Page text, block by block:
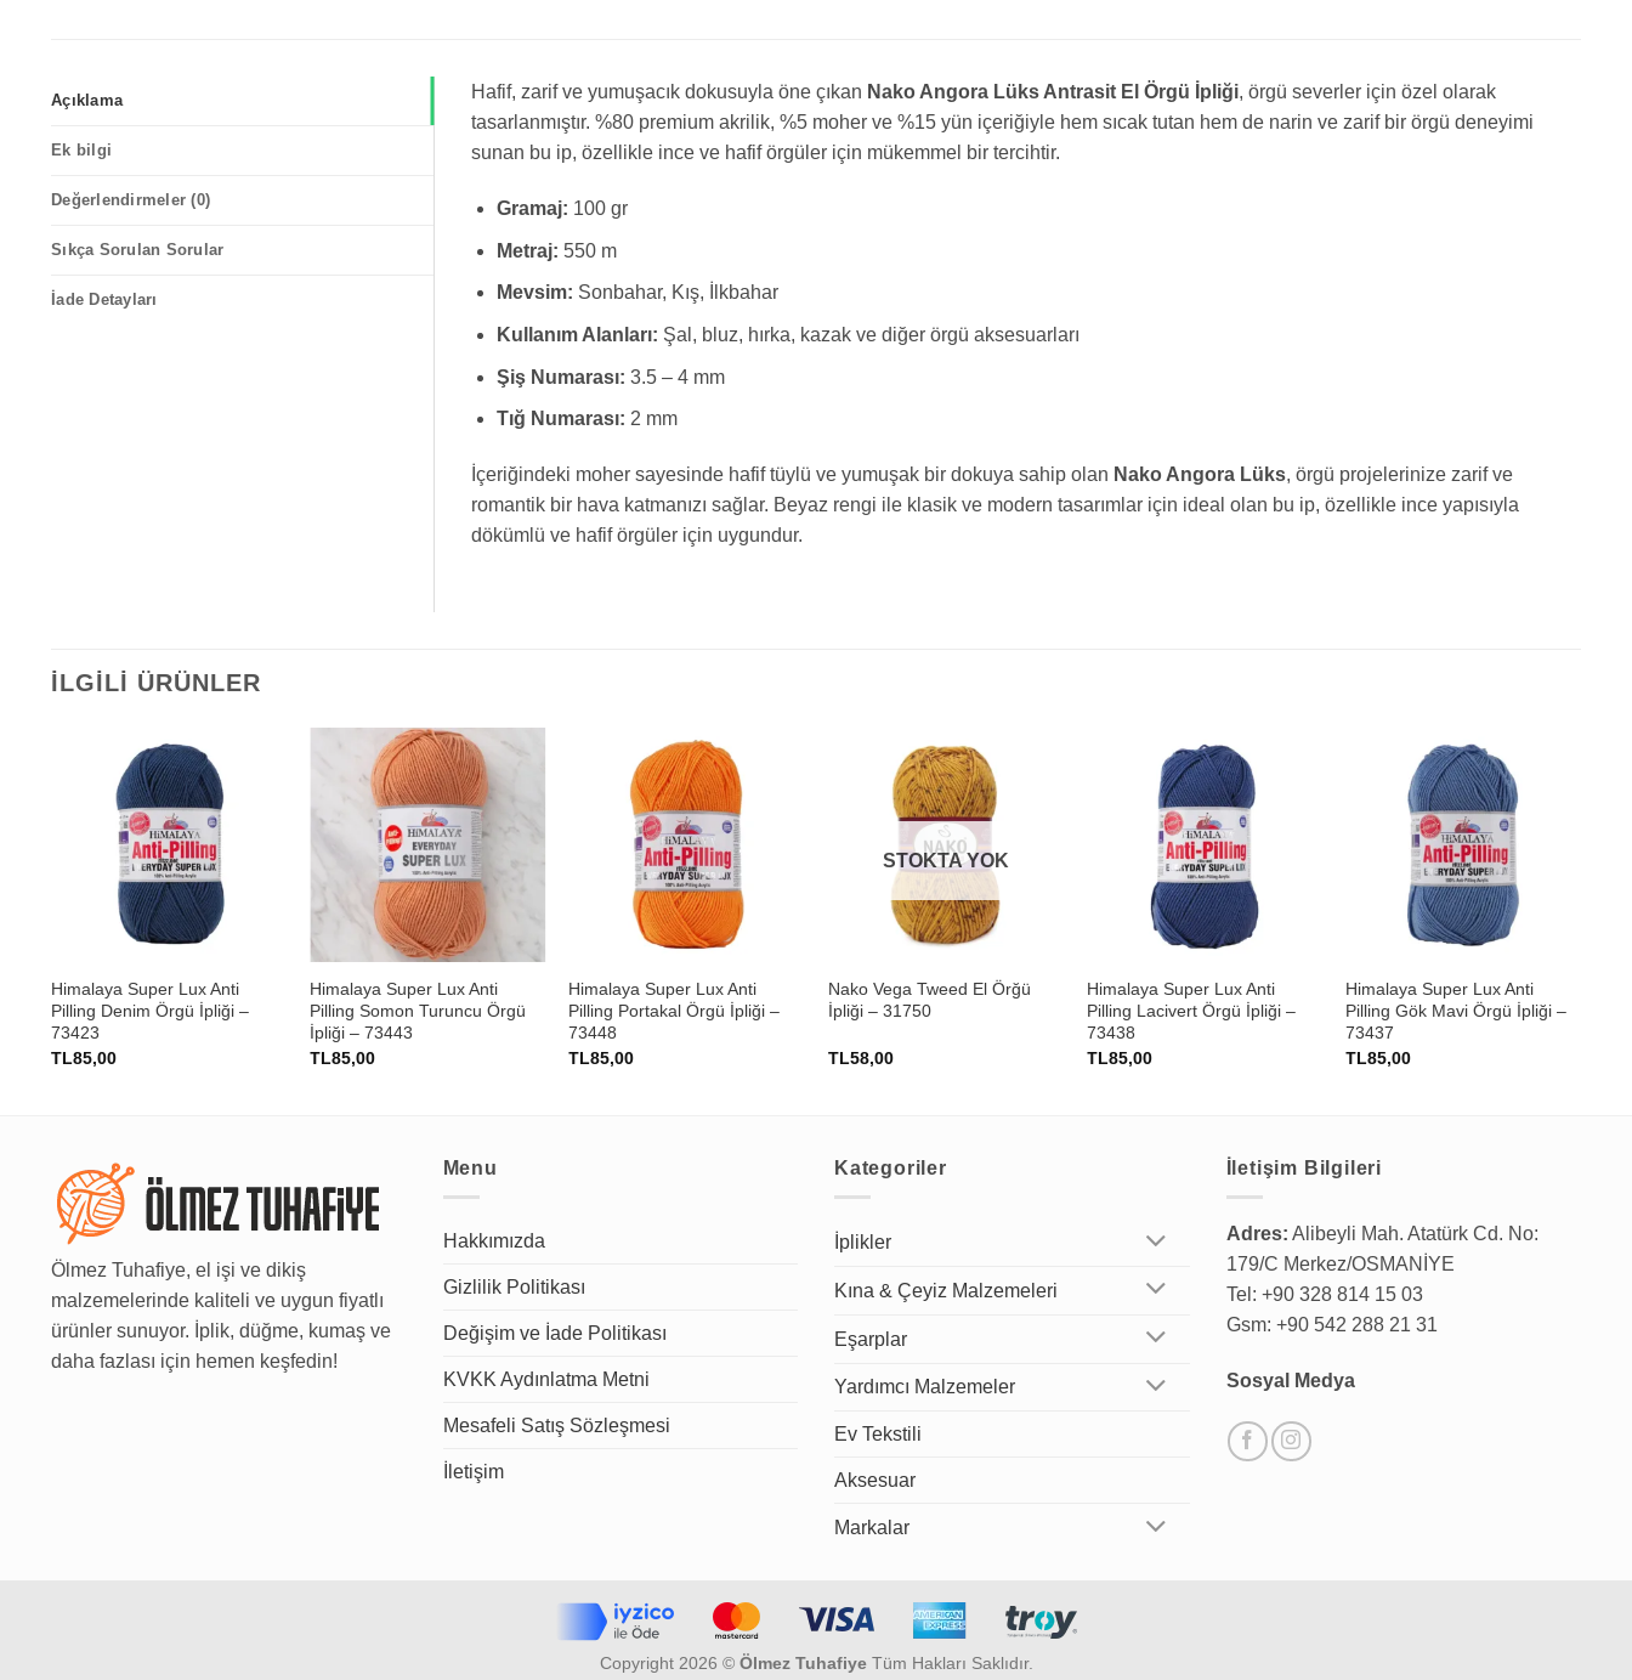
Açıklama
Ek bilgi
Değerlendirmeler (0)
Sıkça Sorulan Sorular
İade Detayları
Hafif, zarif ve yumuşacık dokusuyla öne çıkan Nako Angora Lüks Antrasit El Örgü İpliği, örgü severler için özel olarak
tasarlanmıştır. %80 premium akrilik, %5 moher ve %15 yün içeriğiyle hem sıcak tutan hem de narin ve zarif bir örgü deneyimi
sunan bu ip, özellikle ince ve hafif örgüler için mükemmel bir tercihtir.
Gramaj: 100 gr
Metraj: 550 m
Mevsim: Sonbahar, Kış, İlkbahar
Kullanım Alanları: Şal, bluz, hırka, kazak ve diğer örgü aksesuarları
Şiş Numarası: 3.5 – 4 mm
Tığ Numarası: 2 mm
İçeriğindeki moher sayesinde hafif tüylü ve yumuşak bir dokuya sahip olan Nako Angora Lüks, örgü projelerinize zarif ve
romantik bir hava katmanızı sağlar. Beyaz rengi ile klasik ve modern tasarımlar için ideal olan bu ip, özellikle ince yapısıyla
dökümlü ve hafif örgüler için uygundur.
İLGILI ÜRÜNLER
Himalaya Super Lux Anti
Pilling Denim Örgü İpliği –
73423
TL85,00
Himalaya Super Lux Anti
Pilling Somon Turuncu Örgü
İpliği – 73443
TL85,00
Himalaya Super Lux Anti
Pilling Portakal Örgü İpliği –
73448
TL85,00
STOKTA YOK
Nako Vega Tweed El Örğü
İpliği – 31750
TL58,00
Himalaya Super Lux Anti
Pilling Lacivert Örgü İpliği –
73438
TL85,00
Himalaya Super Lux Anti
Pilling Gök Mavi Örgü İpliği –
73437
TL85,00
Ölmez Tuhafiye, el işi ve dikiş
malzemelerinde kaliteli ve uygun fiyatlı
ürünler sunuyor. İplik, düğme, kumaş ve
daha fazlası için hemen keşfedin!
Menu
Hakkımızda
Gizlilik Politikası
Değişim ve İade Politikası
KVKK Aydınlatma Metni
Mesafeli Satış Sözleşmesi
İletişim
Kategoriler
İplikler
Kına & Çeyiz Malzemeleri
Eşarplar
Yardımcı Malzemeler
Ev Tekstili
Aksesuar
Markalar
İletişim Bilgileri
Adres: Alibeyli Mah. Atatürk Cd. No:
179/C Merkez/OSMANİYE
Tel: +90 328 814 15 03
Gsm: +90 542 288 21 31
Sosyal Medya
Copyright 2026 © Ölmez TuhafiyeTüm Hakları Saklıdır.